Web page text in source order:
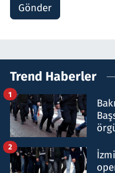
Gönder
Trend Haberler
1
2